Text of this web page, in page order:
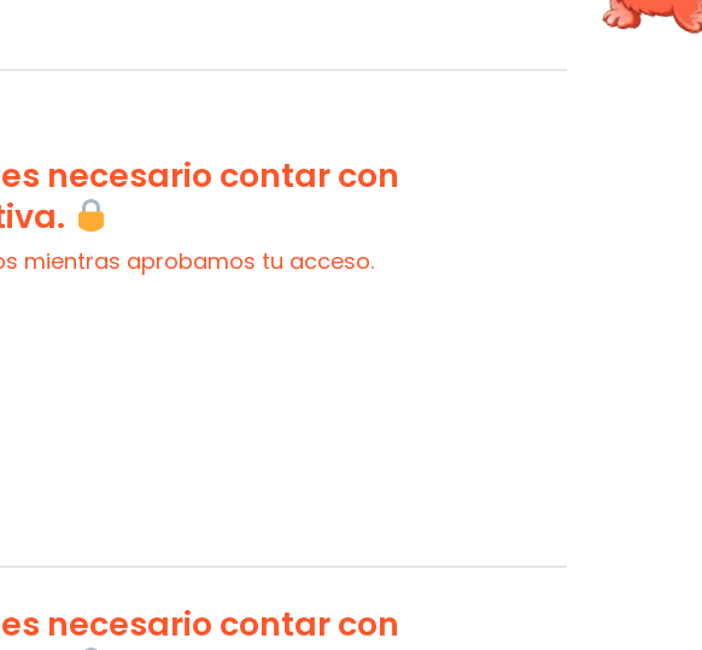
necesario contar con
mientras aprobamos tu acceso.
necesario contar con